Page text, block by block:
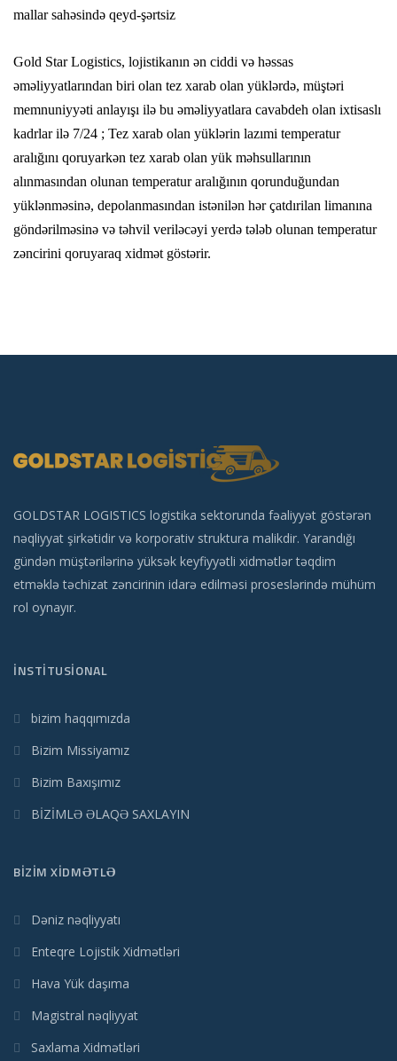
mallar sahəsində qeyd-şərtsiz
Gold Star Logistics, lojistikanın ən ciddi və həssas
əməliyyatlarından biri olan tez xarab olan yüklərdə, müştəri
memnuniyyəti anlayışı ilə bu əməliyyatlara cavabdeh olan ixtisaslı
kadrlar ilə 7/24 ; Tez xarab olan yüklərin lazımi temperatur
aralığını qoruyarkən tez xarab olan yük məhsullarının
alınmasından olunan temperatur aralığının qorunduğundan
yüklənməsinə, depolanmasından istənilən hər çatdırilan limanına
göndərilməsinə və təhvil veriləcəyi yerdə tələb olunan temperatur
zəncirini qoruyaraq xidmət göstərir.
GOLDSTAR LOGISTICS logistika sektorunda fəaliyyət göstərən
nəqliyyat şirkətidir və korporativ struktura malikdir. Yarandığı
gündən müştərilərinə yüksək keyfiyyətli xidmətlər təqdim
etməklə təchizat zəncirinin idarə edilməsi proseslərində mühüm
rol oynayır.
İNSTITUSIONAL
bizim haqqımızda
Bizim Missiyamız
Bizim Baxışımız
BİZİMLƏ ƏLAQƏ SAXLAYIN
BIZIM XIDMƏTLƏ
Dəniz nəqliyyatı
Enteqre Lojistik Xidmətləri
Hava Yük daşıma
Magistral nəqliyyat
Saxlama Xidmətləri